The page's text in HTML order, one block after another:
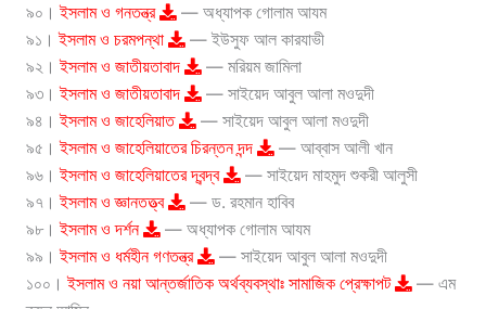
৯০।ইসলাম ও গনতন্ত্র
— অধ্যাপক গোলাম আযম
৯১।ইসলাম ও চরমপন্থা
— ইউসুফ আল কারযাভী
৯২।ইসলাম ও জাতীয়তাবাদ
— মরিয়ম জামিলা
৯৩।ইসলাম ও জাতীয়তাবাদ
— সাইয়েদ আবুল আলা মওদুদী
৯৪।ইসলাম ও জাহেলিয়াত
— সাইয়েদ আবুল আলা মওদুদী
৯৫।ইসলাম ও জাহেলিয়াতের চিরন্তন দন্দ
— আব্বাস আলী খান
৯৬।ইসলাম ও জাহেলিয়াতের দ্বন্দ্ব
— সাইয়েদ মাহমুদ শুকরী আলুসী
৯৭।ইসলাম ও জ্ঞানতত্ত্ব
— ড. রহমান হাবিব
৯৮।ইসলাম ও দর্শন
— অধ্যাপক গোলাম আযম
৯৯।ইসলাম ও ধর্মহীন গণতন্ত্র
— সাইয়েদ আবুল আলা মওদুদী
১০০।ইসলাম ও নয়া আন্তর্জাতিক অর্থব্যবস্থাঃ সামাজিক প্রেক্ষাপট
— এম